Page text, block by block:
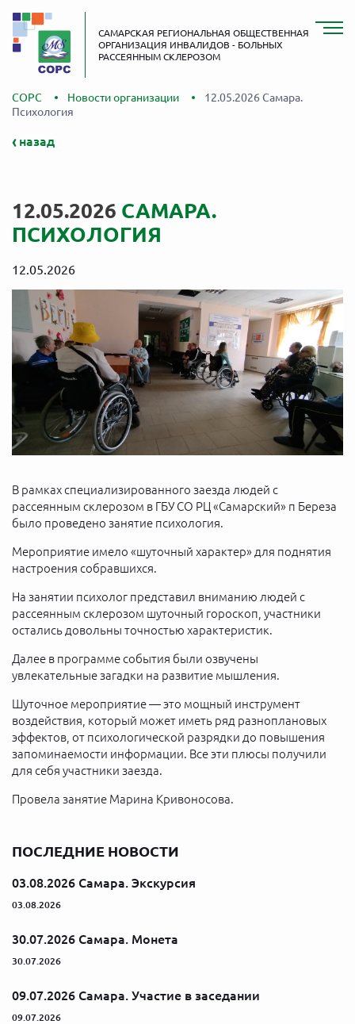
САМАРСКАЯ РЕГИОНАЛЬНАЯ ОБЩЕСТВЕННАЯ
ОРГАНИЗАЦИЯ ИНВАЛИДОВ - БОЛЬНЫХ
РАССЕЯННЫМ СКЛЕРОЗОМ
СОРС Новости организации
12.05.2026 Самара.
Психология
назад
12.05.2026 САМАРА.
ПСИХОЛОГИЯ
12.05.2026
В рамках специализированного заезда людей с
рассеянным склерозом в ГБУ СО РЦ «Самарский» п Береза
было проведено занятие психология.
Мероприятие имело «шуточный характер» для поднятия
настроения собравшихся.
На занятии психолог представил вниманию людей с
рассеянным склерозом шуточный гороскоп, участники
остались довольны точностью характеристик.
Далее в программе события были озвучены
увлекательные загадки на развитие мышления.
Шуточное мероприятие — это мощный инструмент
воздействия, который может иметь ряд разноплановых
эффектов, от психологической разрядки до повышения
запоминаемости информации. Все эти плюсы получили
для себя участники заезда.
Провела занятие Марина Кривоносова.
ПОСЛЕДНИЕ НОВОСТИ
03.08.2026 Самара. Экскурсия
03.08.2026
30.07.2026 Самара. Монета
30.07.2026
09.07.2026 Самара. Участие в заседании
09.07.2026